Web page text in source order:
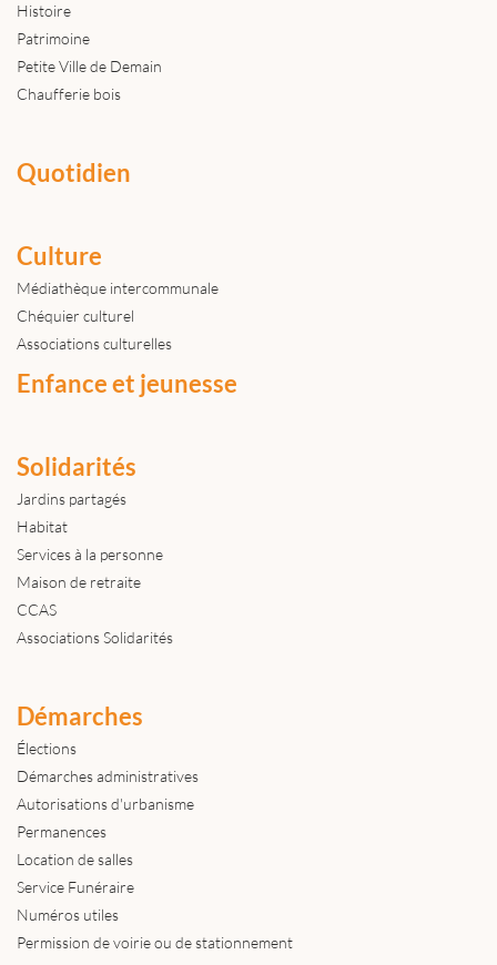
Histoire
Patrimoine
Petite Ville de Demain
Chaufferie bois
Quotidien
Culture
Médiathèque intercommunale
Chéquier culturel
Associations culturelles
Enfance et jeunesse
Solidarités
Jardins partagés
Habitat
Services à la personne
Maison de retraite
CCAS
Associations Solidarités
Démarches
Élections
Démarches administratives
Autorisations d'urbanisme
Permanences
Location de salles
Service Funéraire
Numéros utiles
Permission de voirie ou de stationnement